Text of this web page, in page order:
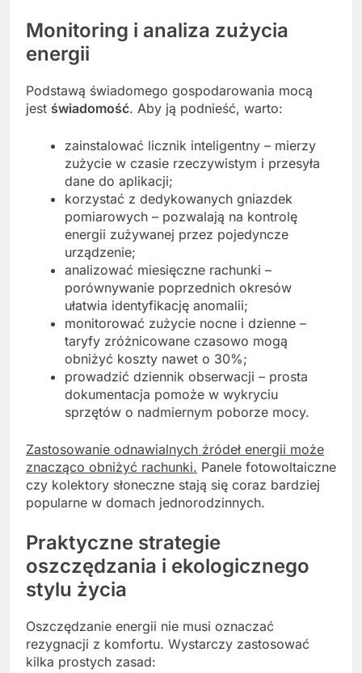
Monitoring i analiza zużycia
energii
Podstawą świadomego gospodarowania mocą
jest świadomość. Aby ją podnieść, warto:
zainstalować licznik inteligentny – mierzy
zużycie w czasie rzeczywistym i przesyła
dane do aplikacji;
korzystać z dedykowanych gniazdek
pomiarowych – pozwalają na kontrolę
energii zużywanej przez pojedyncze
urządzenie;
analizować miesięczne rachunki –
porównywanie poprzednich okresów
ułatwia identyfikację anomalii;
monitorować zużycie nocne i dzienne –
taryfy zróżnicowane czasowo mogą
obniżyć koszty nawet o 30%;
prowadzić dziennik obserwacji – prosta
dokumentacja pomoże w wykryciu
sprzętów o nadmiernym poborze mocy.
Zastosowanie odnawialnych źródeł energii może
znacząco obniżyć rachunki. Panele fotowoltaiczne
czy kolektory słoneczne stają się coraz bardziej
popularne w domach jednorodzinnych.
Praktyczne strategie
oszczędzania i ekologicznego
stylu życia
Oszczędzanie energii nie musi oznaczać
rezygnacji z komfortu. Wystarczy zastosować
kilka prostych zasad: